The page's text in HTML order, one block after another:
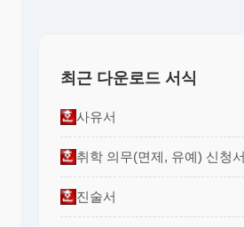
① 10대
50이상
① 학생
최근 다운로드 서식
사유서
취학 의무(면제, 유예) 신청서
진술서